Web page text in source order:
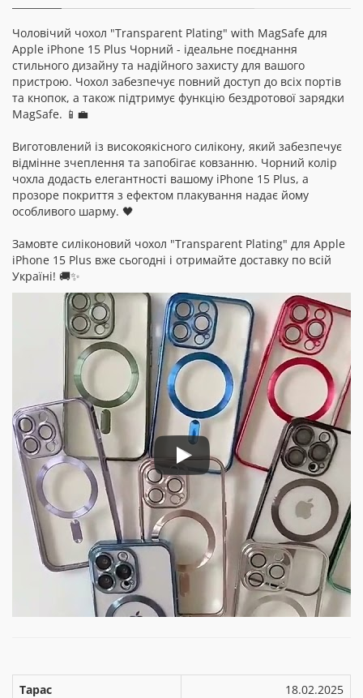
Чоловічий чохол "Transparent Plating" with MagSafe для
Apple iPhone 15 Plus Чорний - ідеальне поєднання
стильного дизайну та надійного захисту для вашого
пристрою. Чохол забезпечує повний доступ до всіх портів
та кнопок, а також підтримує функцію бездротової зарядки
MagSafe. 📱💼
Виготовлений із високоякісного силікону, який забезпечує
відмінне зчеплення та запобігає ковзанню. Чорний колір
чохла додасть елегантності вашому iPhone 15 Plus, а
прозоре покриття з ефектом плакування надає йому
особливого шарму. 🖤
Замовте силіконовий чохол "Transparent Plating" для Apple
iPhone 15 Plus вже сьогодні і отримайте доставку по всій
Україні! 🚚✨
Тарас
18.02.2025